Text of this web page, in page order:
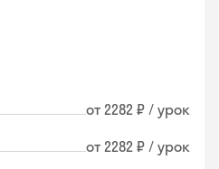
от 2282 ₽ / урок
от 2282 ₽ / урок